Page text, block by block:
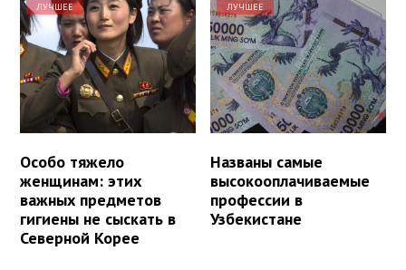
ЛУЧШЕЕ
Особо тяжело
женщинам: этих
важных предметов
гигиены не сыскать в
Северной Корее
ЛУЧШЕЕ
Названы самые
высокооплачиваемые
профессии в
Узбекистане